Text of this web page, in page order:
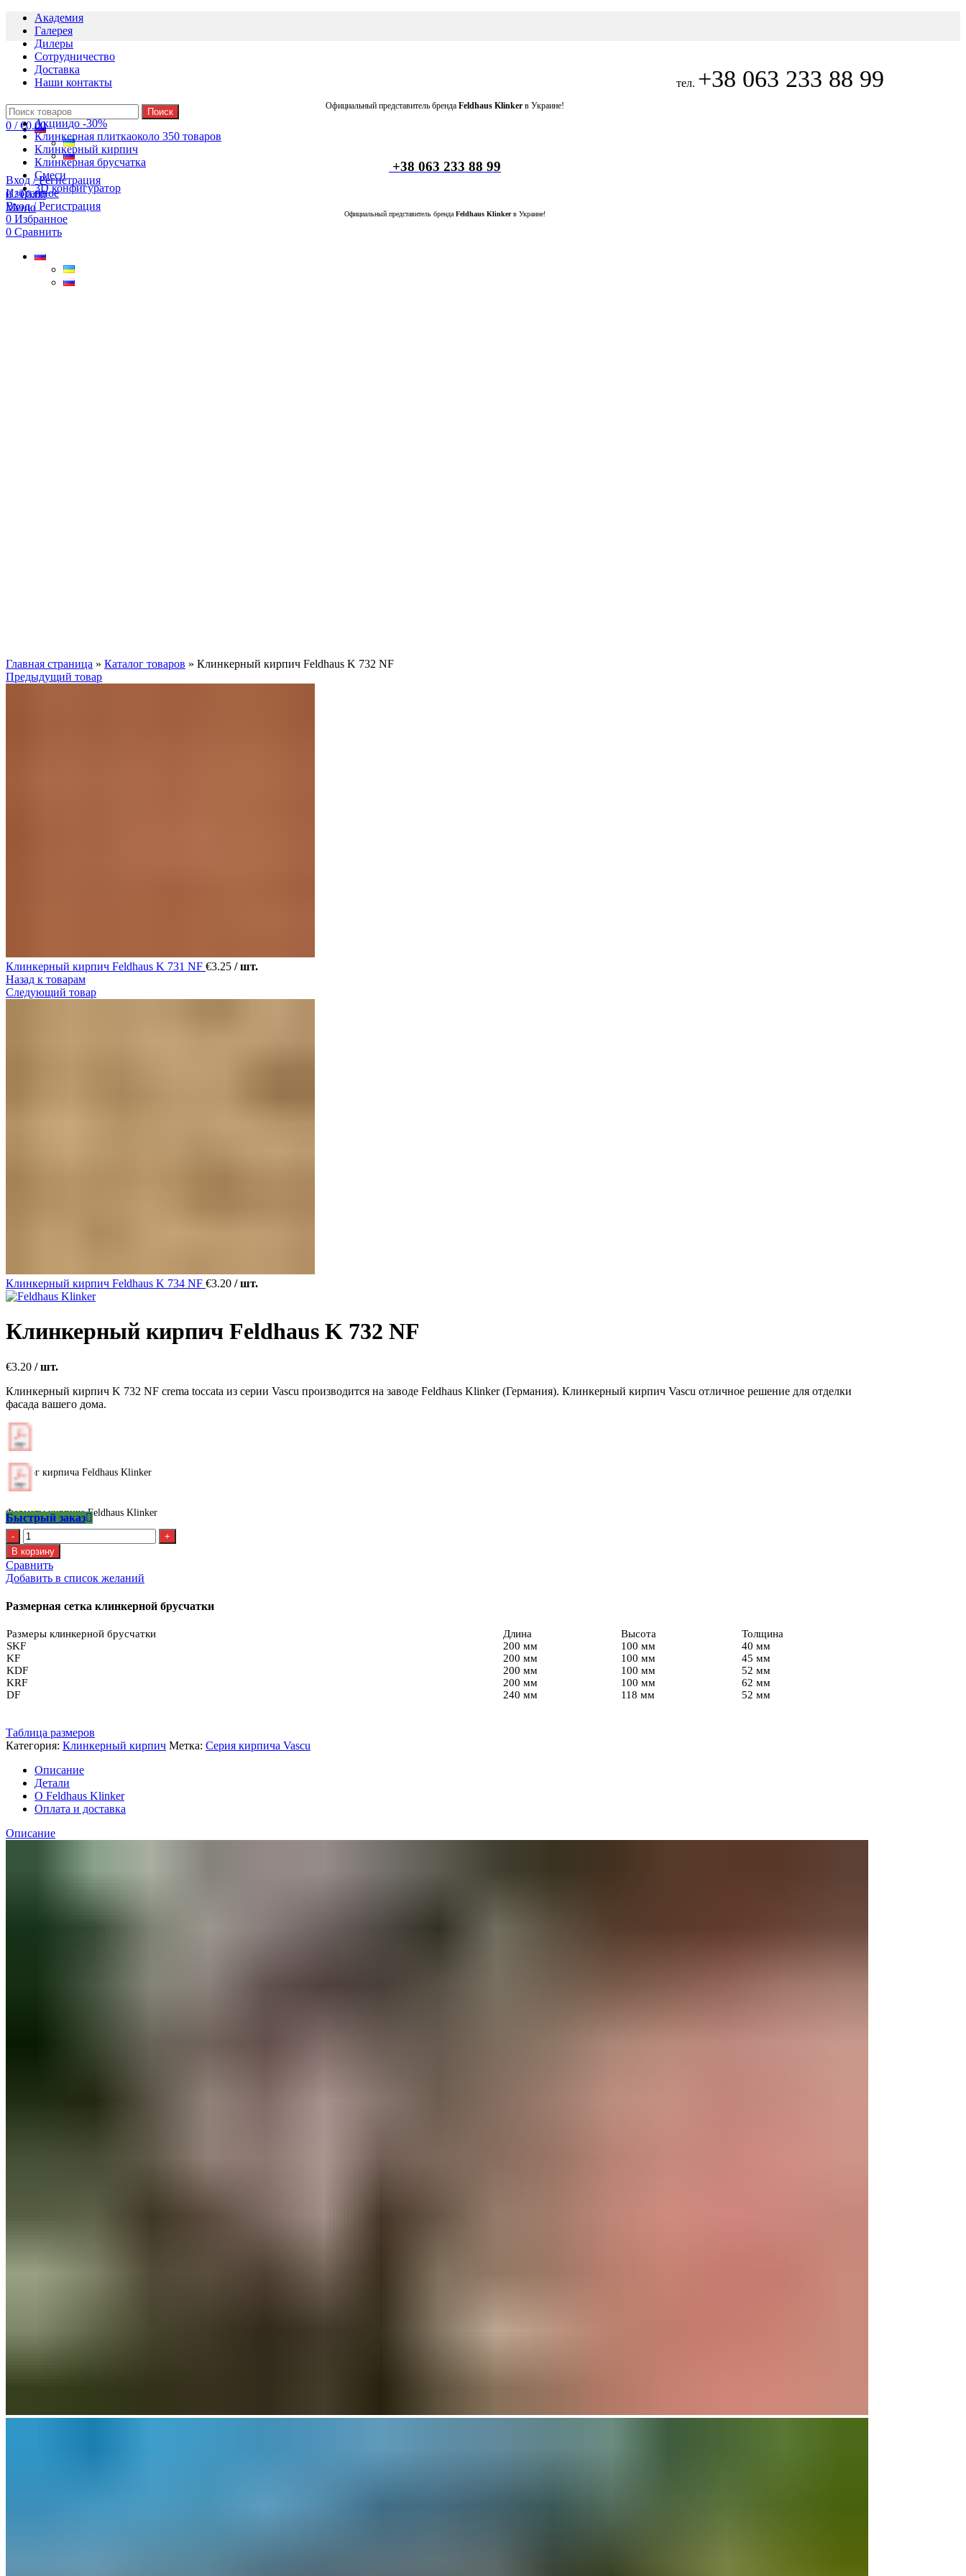
Академия
Галерея
Дилеры
Сотрудничество
Доставка
Наши контакты
Официальный представитель бренда Feldhaus Klinker в Украине!
Вход / Регистрация
Избранное
Вход / Регистрация
0 Избранное
0 Сравнить
тел. +38 063 233 88 99
Поиск
0 / €0.00
+38 063 233 88 99
0/ €0.00
Меню
Акциидо -30%
Клинкерная плиткаоколо 350 товаров
Клинкерный кирпич
Клинкерная брусчатка
Смеси
3D конфигуратор
Официальный представитель бренда Feldhaus Klinkerв Украине!
Главная страница » Каталог товаров » Клинкерный кирпич Feldhaus K 732 NF
Предыдущий товар
Клинкерный кирпич Feldhaus K 731 NF €3.25 / шт.
Назад к товарам
Следующий товар
Клинкерный кирпич Feldhaus K 734 NF €3.20 / шт.
Клинкерный кирпич Feldhaus K 732 NF
€3.20 / шт.
Клинкерный кирпич K 732 NF crema toccata из серии Vascu производится на заводе Feldhaus Klinker (Германия). Клинкерный кирпич Vascu отличное решение для отделки
фасада вашего дома.
Каталог кирпича Feldhaus Klinker
Форматы кирпича Feldhaus Klinker
Быстрый заказ
Количество
Клинкерный
кирпич
Feldhaus
K
NF
В корзину
Сравнить
Добавить в список желаний
Размерная сетка клинкерной брусчатки
Размеры клинкерной брусчатки Длина Высота
Толщина
SKF
200 мм 100 мм
40 мм
KF
200 мм 100 мм
45 мм
KDF
200 мм 100 мм
52 мм
KRF
200 мм 100 мм
62 мм
DF
240 мм 118 мм 52 мм
Таблица размеров
Категория: Клинкерный кирпич Метка: Серия кирпича Vascu
Описание
Детали
О Feldhaus Klinker
Оплата и доставка
Описание